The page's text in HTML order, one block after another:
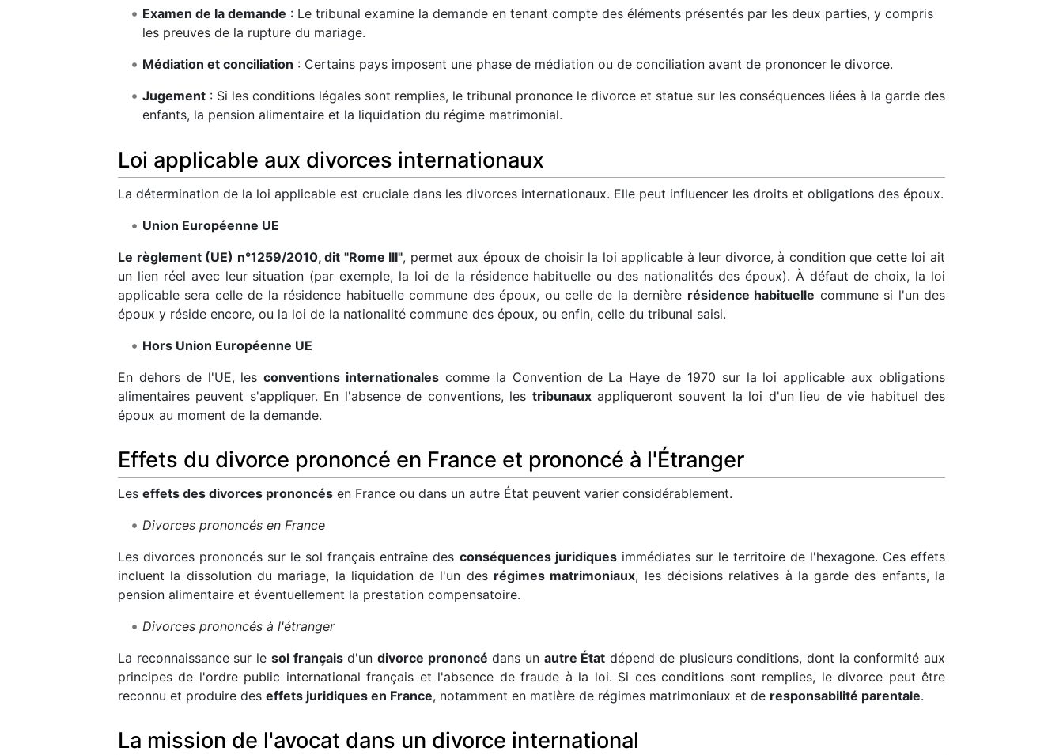
Examen de la demande : Le tribunal examine la demande en tenant compte des éléments présentés par les deux parties, y compris
les preuves de la rupture du mariage.
Médiation et conciliation : Certains pays imposent une phase de médiation ou de conciliation avant de prononcer le divorce.
Jugement: Si les conditions légales sont remplies, le tribunal prononce le divorce et statue sur les conséquences liées à la garde des
enfants, la pension alimentaire et la liquidation du régime matrimonial.
Loi applicable aux divorces internationaux
La détermination de la loi applicable est cruciale dans les divorces internationaux. Elle peut influencer les droits et obligations des époux.
Union Européenne UE
Le règlement (UE) n°1259/2010, dit "Rome III", permet aux époux de choisir la loi applicable à leur divorce, à condition que cette loi ait
un lien réel avec leur situation (par exemple, la loi de la résidence habituelle ou des nationalités des époux). À défaut de choix, la loi
applicable sera celle de la résidence habituelle commune des époux, ou celle de la dernière résidence habituelle commune si l'un des
époux y réside encore, ou la loi de la nationalité commune des époux, ou enfin, celle du tribunal saisi.
Hors Union Européenne UE
En dehors de l'UE, lesconventions internationales comme la Convention de La Haye de 1970 sur la loi applicable aux obligations
alimentaires peuvent s'appliquer. En l'absence de conventions, les tribunauxappliqueront souvent la loi d'un lieu de vie habituel des
époux au moment de la demande.
Effets du divorce prononcé en France et prononcé à l'Étranger
Les effets des divorces prononcés en France ou dans un autre État peuvent varier considérablement.
Divorces prononcés en France
Les divorces prononcés sur le sol français entraîne des conséquences juridiquesimmédiates sur le territoire de l'hexagone. Ces effets
incluent la dissolution du mariage, la liquidation de l'un des régimes matrimoniaux, les décisions relatives à la garde des enfants, la
pension alimentaire et éventuellement la prestation compensatoire.
Divorces prononcés à l'étranger
La reconnaissance sur le sol françaisd'un divorce prononcé dans un autre État dépend de plusieurs conditions, dont la conformité aux
principes de l'ordre public international français et l'absence de fraude à la loi. Si ces conditions sont remplies, le divorce peut être
reconnu et produire des effets juridiques en France, notamment en matière de régimes matrimoniaux et de responsabilité parentale.
La mission de l'avocat dans un divorce international